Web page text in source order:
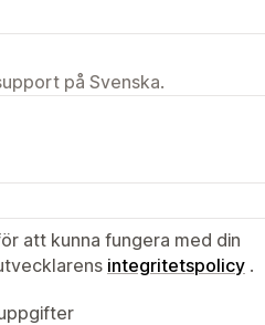
på Svenska.
att kunna fungera med din
integritetspolicy .